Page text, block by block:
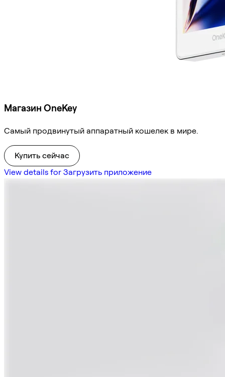
Магазин OneKey
Самый продвинутый аппаратный кошелек в мире.
Купить сейчас
View details for Загрузить приложение